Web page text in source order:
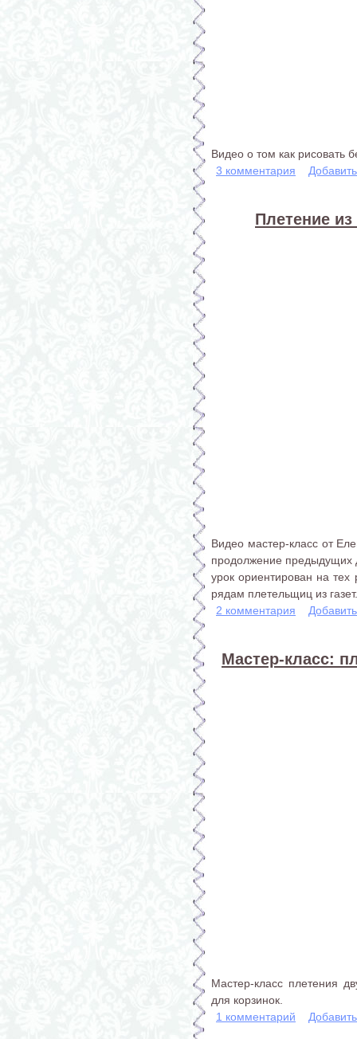
Видео о том как рисовать
3 комментария
Плетение из
Видео мастер-класс от
продолжение предыдущих
урок ориентирован на
рядам плетельщиц из газет.
2 комментария
Мастер-класс:
Мастер-класс плетения
для корзинок.
1 комментарий